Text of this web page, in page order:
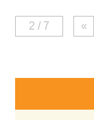
2 / 7 «